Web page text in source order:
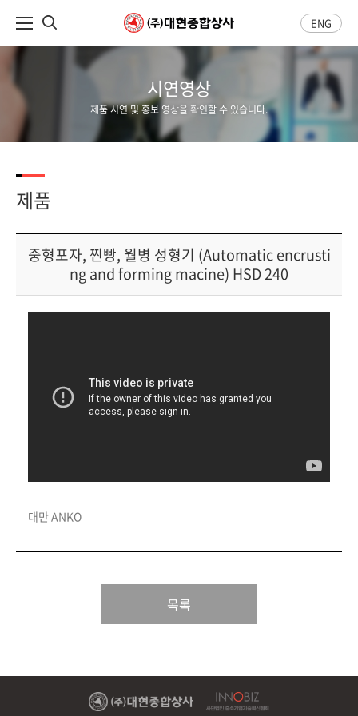
ENG
시연영상
제품 시연 및 홍보 영상을 확인할 수 있습니다.
제품
중형포자, 찐빵, 월병 성형기 (Automatic encrusti
ng and forming macine) HSD 240
대만 ANKO
목록